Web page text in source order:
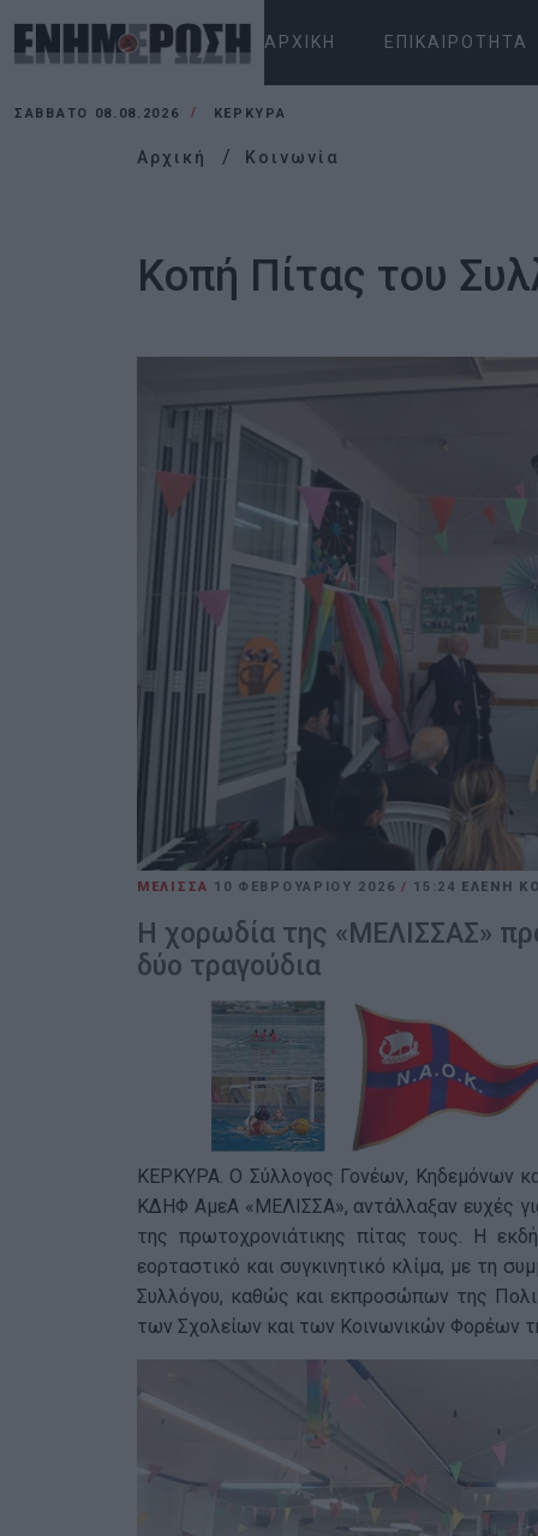
ΑΡΧΙΚΉ ΕΠΙΚΑΙΡΌΤΗΤΑ
ΣΆΒΒΑΤΟ 08.08.2026 ΚΕΡΚΥΡΑ
Αρχική Κοινωνία
Κοπή Πίτας του
ΜΕΛΙΣΣΑ 10 ΦΕΒΡΟΥΑΡΊΟΥ 2026 / 15:24 ΕΛΕΝΗ
Η χορωδία της «ΜΕΛΙΣΣΑΣ»
δύο τραγούδια
ΚΕΡΚΥΡΑ. Ο Σύλλογος Γονέων, Κηδεμόνων
ΚΔΗΦ ΑμεΑ «ΜΕΛΙΣΣΑ», αντάλλαξαν ευχές
της πρωτοχρονιάτικης πίτας τους. Η
εορταστικό και συγκινητικό κλίμα, με τη
Συλλόγου, καθώς και εκπροσώπων της
των Σχολείων και των Κοινωνικών Φορέων